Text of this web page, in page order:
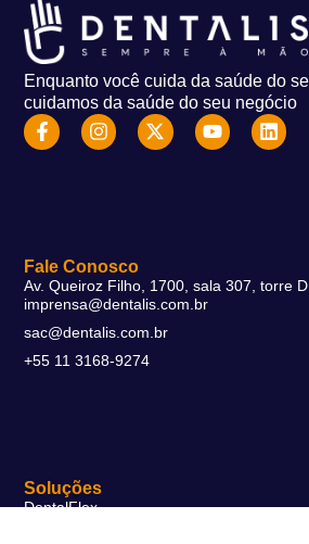
Enquanto você cuida da saúde do
cuidamos da saúde do seu negócio
Soluções
DentalFlex
Fale Conosco
Av. Queiroz Filho, 1700, sala 307, torre
imprensa@dentalis.com.br
sac@dentalis.com.br
+55 11 3168-9274